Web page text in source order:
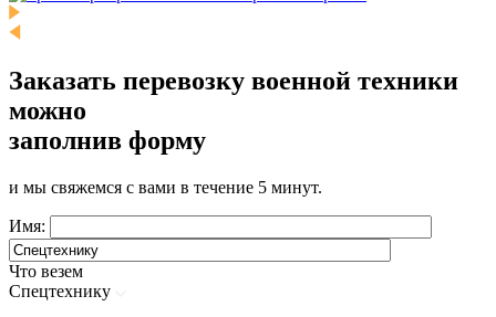
Заказать перевозку военной техники
можно
заполнив форму
и мы свяжемся с вами в течение 5 минут.
Имя:
Что везем
Спецтехнику